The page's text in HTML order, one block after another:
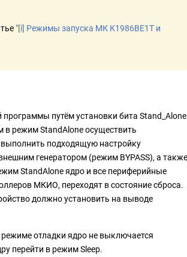
"[i] Режимы запуска МК К1986ВЕ1Т и
путём установки бита Stand_Alone
в режим StandAlone осуществить
подходящую настройку
генератором (режим BYPASS), а также
StandAlone ядро и все периферийные
МКИО, переходят в состояние сброса.
должно установить на выводе
режиме отладки ядро не выключается
перейти в режим Sleep.